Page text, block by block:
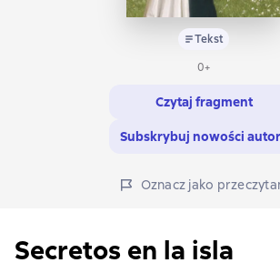
Tekst
0+
Czytaj fragment
Subskrybuj nowości
Oznacz jako
Secretos en la isla